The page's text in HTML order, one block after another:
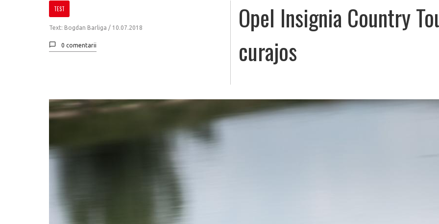
TEST
Text: Bogdan Barliga / 10.07.2018
0 comentarii
Opel Insignia Country
curajos